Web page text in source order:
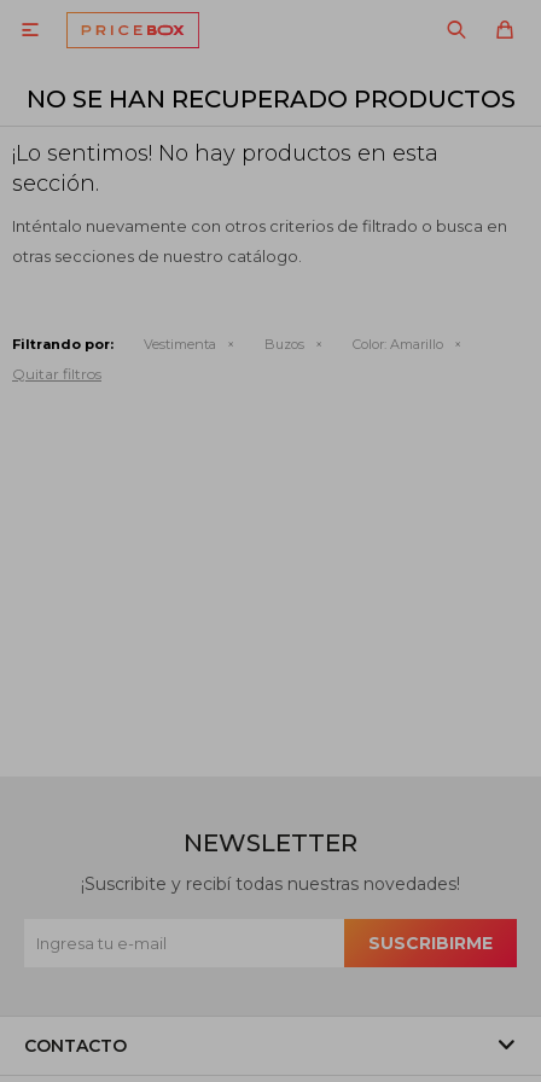

NO SE HAN RECUPERADO PRODUCTOS
¡Lo sentimos! No hay productos en esta
sección.
Inténtalo nuevamente con otros criterios de filtrado o busca en
otras secciones de nuestro catálogo.
Filtrando por: Vestimenta Buzos Color: Amarillo
Quitar filtros
CONTACTO
NEWSLETTER
¡Suscribite y recibí todas nuestras novedades!
SUSCRIBIRME